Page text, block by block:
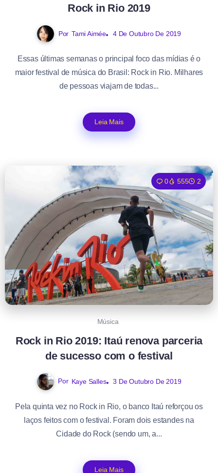
Rock in Rio 2019
Por Tami Aimée 4 De Outubro De 2019
Essas últimas semanas o principal foco das mídias é o
maior festival de música do Brasil: Rock in Rio. Milhares
de pessoas viajam de todas...
Leia Mais
0 555 2
Música
Rock in Rio 2019: Itaú renova parceria
de sucesso com o festival
Por Kaye Salles 3 De Outubro De 2019
Pela quinta vez no Rock in Rio, o banco Itaú reforçou os
laços feitos com o festival. Foram dois estandes na
Cidade do Rock (sendo um, a...
Leia Mais